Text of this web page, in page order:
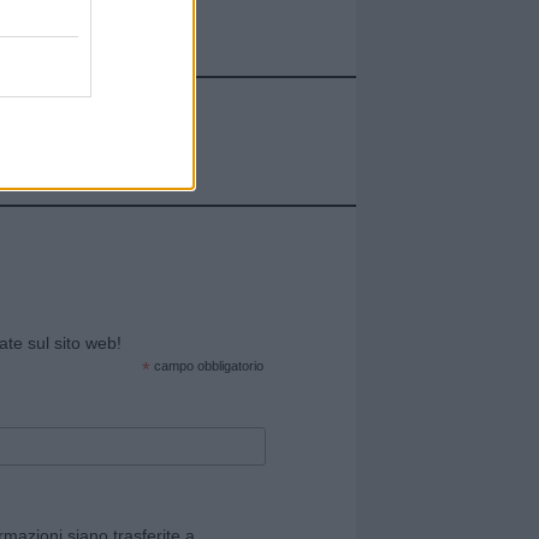
sul sito web!
* campo obbligatorio